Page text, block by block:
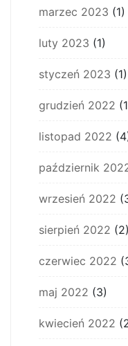
marzec 2023 (1)
luty 2023 (1)
styczeń 2023 (1)
grudzień 2022
listopad 2022
październik
wrzesień 2022
sierpień 2022 (2)
czerwiec 2022
maj 2022 (3)
kwiecień 2022